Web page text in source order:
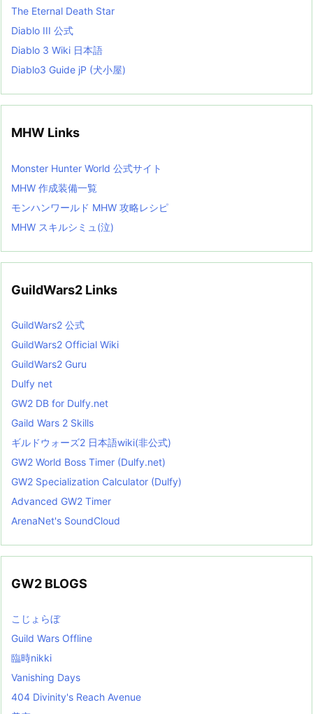
The Eternal Death Star
Diablo III 公式
Diablo 3 Wiki 日本語
Diablo3 Guide jP (犬小屋)
MHW Links
Monster Hunter World 公式サイト
MHW 作成装備一覧
モンハンワールド MHW 攻略レシピ
MHW スキルシミュ(泣)
GuildWars2 Links
GuildWars2 公式
GuildWars2 Official Wiki
GuildWars2 Guru
Dulfy net
GW2 DB for Dulfy.net
Gaild Wars 2 Skills
ギルドウォーズ2 日本語wiki(非公式)
GW2 World Boss Timer (Dulfy.net)
GW2 Specialization Calculator (Dulfy)
Advanced GW2 Timer
ArenaNet's SoundCloud
GW2 BLOGS
こじょらぼ
Guild Wars Offline
臨時nikki
Vanishing Days
404 Divinity's Reach Avenue